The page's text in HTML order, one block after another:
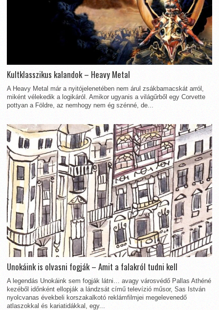
Kultklasszikus kalandok – Heavy Metal
A Heavy Metal már a nyitójelenetében nem árul zsákbamacskát arról,
miként vélekedik a logikáról. Amikor ugyanis a világűrből egy Corvette
pottyan a Földre, az nemhogy nem ég szénné, de...
Unokáink is olvasni fogják – Amit a falakról tudni kell
A legendás Unokáink sem fogják látni… avagy városvédő Pallas Athéné
kezéből időnként ellopják a lándzsát című televízió műsor, Sas István
nyolcvanas évekbeli korszakalkotó reklámfilmjei megelevenedő
atlaszokkal és kariatidákkal, egy...